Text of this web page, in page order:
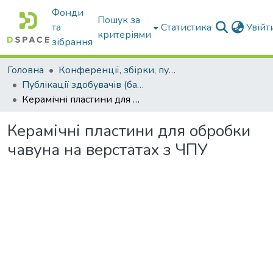
Фонди
та
зібрання
Пошук за
критеріями
Статистика
Головна
Конференції, збірки, публікації молодих вчених і здобувачів : магістрів, бакалаврів, аспірантів.
Публікації здобувачів (бакалаврів. магістрів, аспірантів)
Керамічні пластини для обробки чавуна на верстатах з ЧПУ
Керамічні пластини для обробки
чавуна на верстатах з ЧПУ